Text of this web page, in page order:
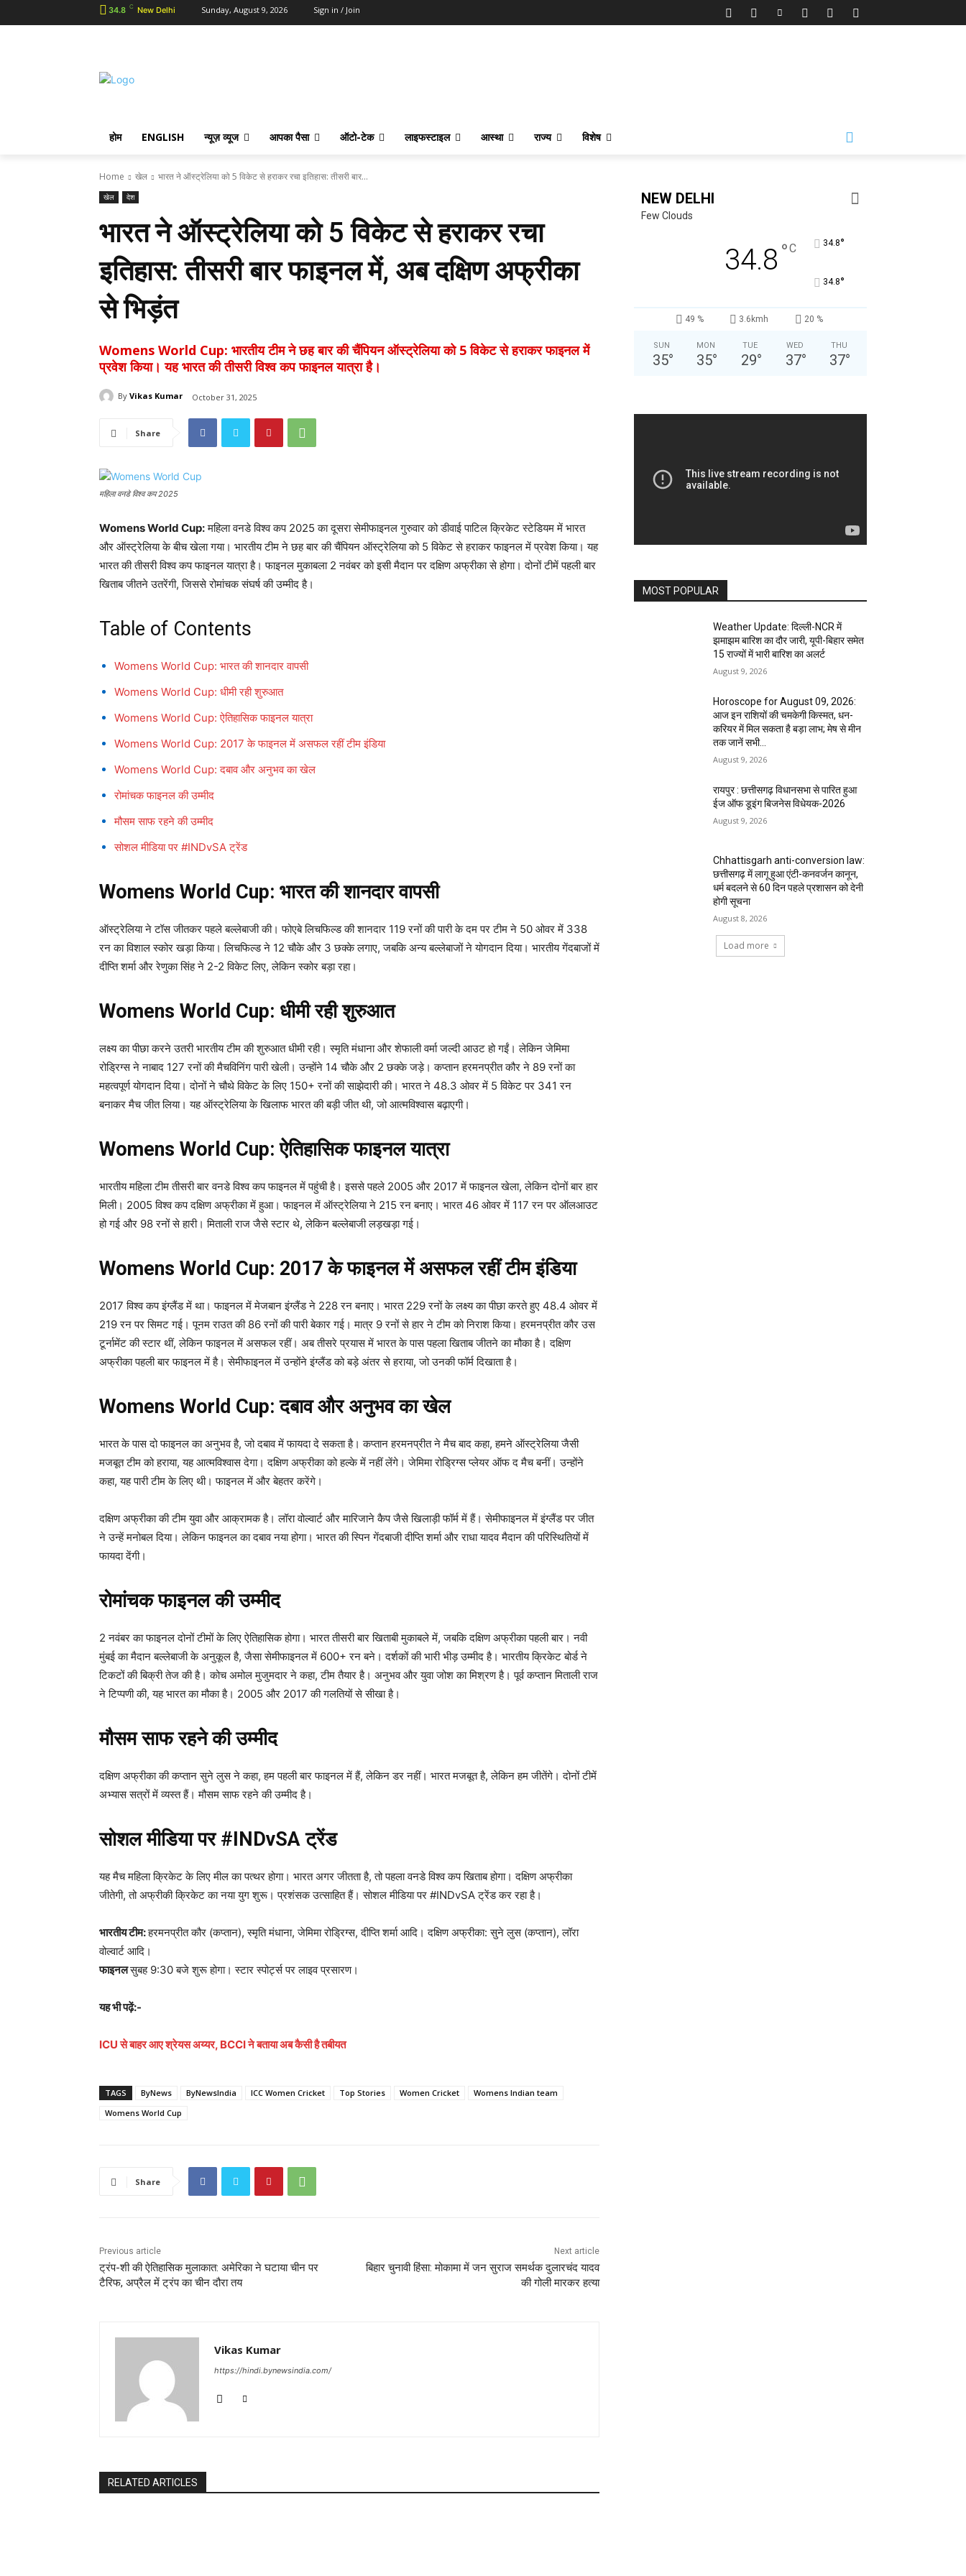
34.8 C New Delhi Sunday, August 9, 2026 Sign in / Join
होम ENGLISH न्यूज़ व्यूज आपका पैसा ऑटो-टेक लाइफस्टाइल आस्था राज्य विशेष
Home खेल भारत ने ऑस्ट्रेलिया को 5 विकेट से हराकर रचा इतिहास: तीसरी बार...
खेल देश
भारत ने ऑस्ट्रेलिया को 5 विकेट से हराकर रचा
इतिहास: तीसरी बार फाइनल में, अब दक्षिण अफ्रीका
से भिड़ंत
Womens World Cup: भारतीय टीम ने छह बार की चैंपियन ऑस्ट्रेलिया को 5 विकेट से हराकर फाइनल में
प्रवेश किया। यह भारत की तीसरी विश्व कप फाइनल यात्रा है।
By Vikas Kumar October 31, 2025
Share
महिला वनडे विश्व कप 2025
Womens World Cup:महिला वनडे विश्व कप 2025 का दूसरा सेमीफाइनल गुरुवार को डीवाई पाटिल क्रिकेट स्टेडियम में भारत
और ऑस्ट्रेलिया के बीच खेला गया। भारतीय टीम ने छह बार की चैंपियन ऑस्ट्रेलिया को 5 विकेट से हराकर फाइनल में प्रवेश किया। यह
भारत की तीसरी विश्व कप फाइनल यात्रा है। फाइनल मुकाबला 2 नवंबर को इसी मैदान पर दक्षिण अफ्रीका से होगा। दोनों टीमें पहली बार
खिताब जीतने उतरेंगी, जिससे रोमांचक संघर्ष की उम्मीद है।
Table of Contents
Womens World Cup: भारत की शानदार वापसी
Womens World Cup: धीमी रही शुरुआत
Womens World Cup: ऐतिहासिक फाइनल यात्रा
Womens World Cup: 2017 के फाइनल में असफल रहीं टीम इंडिया
Womens World Cup: दबाव और अनुभव का खेल
रोमांचक फाइनल की उम्मीद
मौसम साफ रहने की उम्मीद
सोशल मीडिया पर #INDvSA ट्रेंड
Womens World Cup: भारत की शानदार वापसी
ऑस्ट्रेलिया ने टॉस जीतकर पहले बल्लेबाजी की। फोएबे लिचफिल्ड की शानदार 119 रनों की पारी के दम पर टीम ने 50 ओवर में 338
रन का विशाल स्कोर खड़ा किया। लिचफिल्ड ने 12 चौके और 3 छक्के लगाए, जबकि अन्य बल्लेबाजों ने योगदान दिया। भारतीय गेंदबाजों में
दीप्ति शर्मा और रेणुका सिंह ने 2-2 विकेट लिए, लेकिन स्कोर बड़ा रहा।
Womens World Cup: धीमी रही शुरुआत
लक्ष्य का पीछा करने उतरी भारतीय टीम की शुरुआत धीमी रही। स्मृति मंधाना और शेफाली वर्मा जल्दी आउट हो गईं। लेकिन जेमिमा
रोड्रिग्स ने नाबाद 127 रनों की मैचविनिंग पारी खेली। उन्होंने 14 चौके और 2 छक्के जड़े। कप्तान हरमनप्रीत कौर ने 89 रनों का
महत्वपूर्ण योगदान दिया। दोनों ने चौथे विकेट के लिए 150+ रनों की साझेदारी की। भारत ने 48.3 ओवर में 5 विकेट पर 341 रन
बनाकर मैच जीत लिया। यह ऑस्ट्रेलिया के खिलाफ भारत की बड़ी जीत थी, जो आत्मविश्वास बढ़ाएगी।
Womens World Cup: ऐतिहासिक फाइनल यात्रा
भारतीय महिला टीम तीसरी बार वनडे विश्व कप फाइनल में पहुंची है। इससे पहले 2005 और 2017 में फाइनल खेला, लेकिन दोनों बार हार
मिली। 2005 विश्व कप दक्षिण अफ्रीका में हुआ। फाइनल में ऑस्ट्रेलिया ने 215 रन बनाए। भारत 46 ओवर में 117 रन पर ऑलआउट
हो गई और 98 रनों से हारी। मिताली राज जैसे स्टार थे, लेकिन बल्लेबाजी लड़खड़ा गई।
Womens World Cup: 2017 के फाइनल में असफल रहीं टीम इंडिया
2017 विश्व कप इंग्लैंड में था। फाइनल में मेजबान इंग्लैंड ने 228 रन बनाए। भारत 229 रनों के लक्ष्य का पीछा करते हुए 48.4 ओवर में
219 रन पर सिमट गई। पूनम राउत की 86 रनों की पारी बेकार गई। मात्र 9 रनों से हार ने टीम को निराश किया। हरमनप्रीत कौर उस
टूर्नामेंट की स्टार थीं, लेकिन फाइनल में असफल रहीं। अब तीसरे प्रयास में भारत के पास पहला खिताब जीतने का मौका है। दक्षिण
अफ्रीका पहली बार फाइनल में है। सेमीफाइनल में उन्होंने इंग्लैंड को बड़े अंतर से हराया, जो उनकी फॉर्म दिखाता है।
Womens World Cup: दबाव और अनुभव का खेल
भारत के पास दो फाइनल का अनुभव है, जो दबाव में फायदा दे सकता है। कप्तान हरमनप्रीत ने मैच बाद कहा, हमने ऑस्ट्रेलिया जैसी
मजबूत टीम को हराया, यह आत्मविश्वास देगा। दक्षिण अफ्रीका को हल्के में नहीं लेंगे। जेमिमा रोड्रिग्स प्लेयर ऑफ द मैच बनीं। उन्होंने
कहा, यह पारी टीम के लिए थी। फाइनल में और बेहतर करेंगे।
दक्षिण अफ्रीका की टीम युवा और आक्रामक है। लॉरा वोल्वार्ट और मारिजाने कैप जैसे खिलाड़ी फॉर्म में हैं। सेमीफाइनल में इंग्लैंड पर जीत
ने उन्हें मनोबल दिया। लेकिन फाइनल का दबाव नया होगा। भारत की स्पिन गेंदबाजी दीप्ति शर्मा और राधा यादव मैदान की परिस्थितियों में
फायदा देंगी।
रोमांचक फाइनल की उम्मीद
2 नवंबर का फाइनल दोनों टीमों के लिए ऐतिहासिक होगा। भारत तीसरी बार खिताबी मुकाबले में, जबकि दक्षिण अफ्रीका पहली बार। नवी
मुंबई का मैदान बल्लेबाजी के अनुकूल है, जैसा सेमीफाइनल में 600+ रन बने। दर्शकों की भारी भीड़ उम्मीद है। भारतीय क्रिकेट बोर्ड ने
टिकटों की बिक्री तेज की है। कोच अमोल मुजुमदार ने कहा, टीम तैयार है। अनुभव और युवा जोश का मिश्रण है। पूर्व कप्तान मिताली राज
ने टिप्पणी की, यह भारत का मौका है। 2005 और 2017 की गलतियों से सीखा है।
मौसम साफ रहने की उम्मीद
दक्षिण अफ्रीका की कप्तान सुने लुस ने कहा, हम पहली बार फाइनल में हैं, लेकिन डर नहीं। भारत मजबूत है, लेकिन हम जीतेंगे। दोनों टीमें
अभ्यास सत्रों में व्यस्त हैं। मौसम साफ रहने की उम्मीद है।
सोशल मीडिया पर #INDvSA ट्रेंड
यह मैच महिला क्रिकेट के लिए मील का पत्थर होगा। भारत अगर जीतता है, तो पहला वनडे विश्व कप खिताब होगा। दक्षिण अफ्रीका
जीतेगी, तो अफ्रीकी क्रिकेट का नया युग शुरू। प्रशंसक उत्साहित हैं। सोशल मीडिया पर #INDvSA ट्रेंड कर रहा है।
भारतीय टीम:हरमनप्रीत कौर (कप्तान), स्मृति मंधाना, जेमिमा रोड्रिग्स, दीप्ति शर्मा आदि। दक्षिण अफ्रीका: सुने लुस (कप्तान), लॉरा
वोल्वार्ट आदि।
फाइनलसुबह 9:30 बजे शुरू होगा। स्टार स्पोर्ट्स पर लाइव प्रसारण।
यह भी पढ़ें:-
ICU से बाहर आए श्रेयस अय्यर, BCCI ने बताया अब कैसी है तबीयत
TAGS ByNews ByNewsIndia ICC Women Cricket Top Stories Women Cricket
Womens Indian team
Womens World Cup
Share
Previous article
ट्रंप-शी की ऐतिहासिक मुलाकात: अमेरिका ने घटाया चीन पर
टैरिफ, अप्रैल में ट्रंप का चीन दौरा तय
Next article
बिहार चुनावी हिंसा: मोकामा में जन सुराज समर्थक दुलारचंद यादव
की गोली मारकर हत्या
Vikas Kumar
https://hindi.bynewsindia.com/
RELATED ARTICLES
NEW DELHI
Few Clouds
34.8 °C 34.8°
34.8°
49 % 3.6kmh 20 %
SUN
35°
MON
35°
TUE
29°
WED
37°
THU
37°
MOST POPULAR
Weather Update: दिल्ली-NCR में
झमाझम बारिश का दौर जारी, यूपी-बिहार समेत
15 राज्यों में भारी बारिश का अलर्ट
August 9, 2026
Horoscope for August 09, 2026:
आज इन राशियों की चमकेगी किस्मत, धन-
करियर में मिल सकता है बड़ा लाभ; मेष से मीन
तक जानें सभी...
August 9, 2026
रायपुर : छत्तीसगढ़ विधानसभा से पारित हुआ
ईज ऑफ डूइंग बिजनेस विधेयक-2026
August 9, 2026
Chhattisgarh anti-conversion law:
छत्तीसगढ़ में लागू हुआ एंटी-कनवर्जन कानून,
धर्म बदलने से 60 दिन पहले प्रशासन को देनी
होगी सूचना
August 8, 2026
Load more